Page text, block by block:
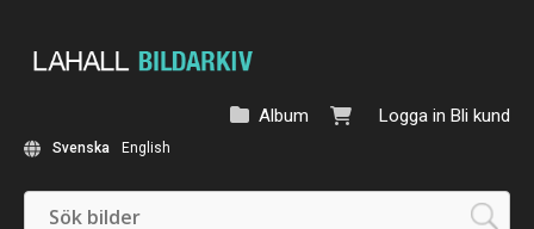
Logga in Bli kund
Album
Svenska English